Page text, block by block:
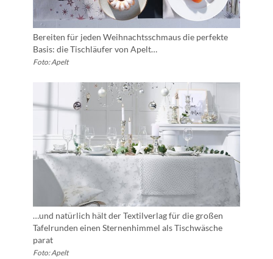
Bereiten für jeden Weihnachtsschmaus die perfekte
Basis: die Tischläufer von Apelt…
Foto: Apelt
…und natürlich hält der Textilverlag für die großen
Tafelrunden einen Sternenhimmel als Tischwäsche
parat
Foto: Apelt